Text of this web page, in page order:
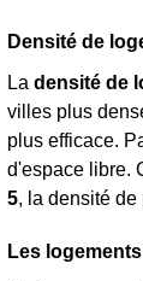
Densité de
La densité de
villes plus
plus efficace.
d'espace libre.
5, la densité
Les